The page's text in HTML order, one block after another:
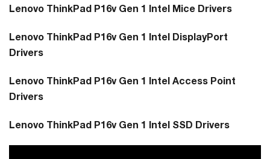
Lenovo ThinkPad P16v Gen 1 Intel Mice Drivers
Lenovo ThinkPad P16v Gen 1 Intel DisplayPort
Drivers
Lenovo ThinkPad P16v Gen 1 Intel Access Point
Drivers
Lenovo ThinkPad P16v Gen 1 Intel SSD Drivers